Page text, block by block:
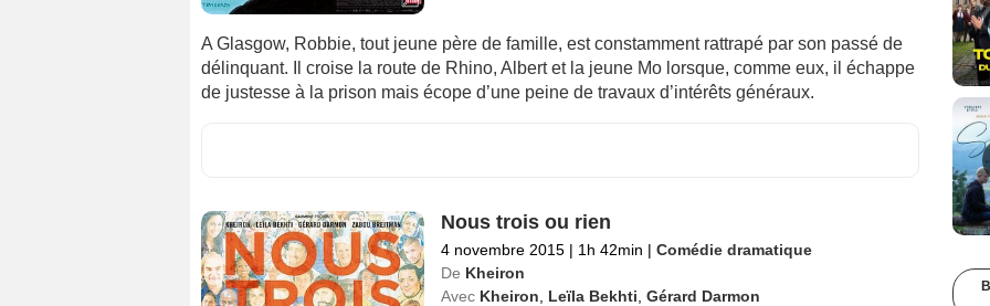
A Glasgow, Robbie, tout jeune père de famille, est constamment rattrapé par son passé de
délinquant. Il croise la route de Rhino, Albert et la jeune Mo lorsque, comme eux, il échappe
de justesse à la prison mais écope d’une peine de travaux d’intérêts généraux.
Nous trois ou rien
4 novembre 2015 | 1h 42min | Comédie dramatique
De Kheiron
Avec Kheiron Leïla Bekhti Gérard Darmon